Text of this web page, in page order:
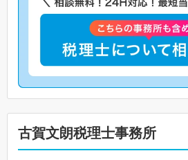
古賀文朗税理士事務所